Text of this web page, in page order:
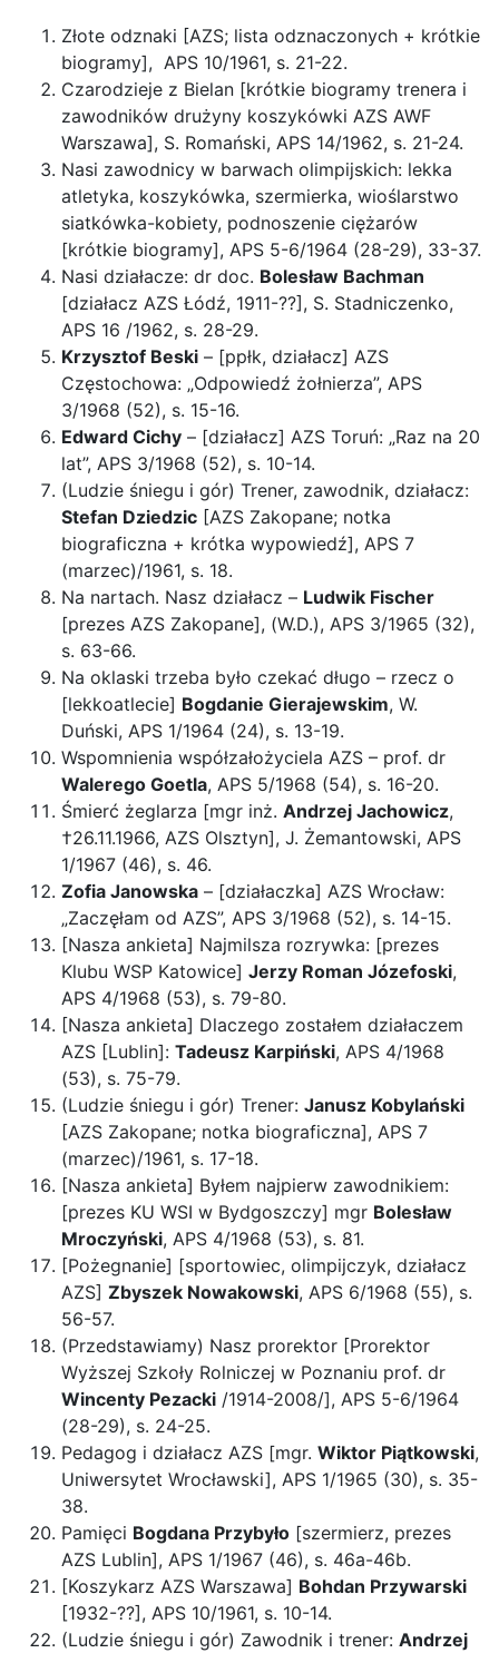
Złote odznaki [AZS; lista odznaczonych + krótkie
biogramy], APS 10/1961, s. 21-22.
Czarodzieje z Bielan [krótkie biogramy trenera i
zawodników drużyny koszykówki AZS AWF
Warszawa], S. Romański, APS 14/1962, s. 21-24.
Nasi zawodnicy w barwach olimpijskich: lekka
atletyka, koszykówka, szermierka, wioślarstwo
siatkówka-kobiety, podnoszenie ciężarów
[krótkie biogramy], APS 5-6/1964 (28-29), 33-37.
Nasi działacze: dr doc. Bolesław Bachman
[działacz AZS Łódź, 1911-??], S. Stadniczenko,
APS 16 /1962, s. 28-29.
Krzysztof Beski – [ppłk, działacz] AZS
Częstochowa: „Odpowiedź żołnierza”, APS
3/1968 (52), s. 15-16.
Edward Cichy – [działacz] AZS Toruń: „Raz na 20
lat”, APS 3/1968 (52), s. 10-14.
(Ludzie śniegu i gór) Trener, zawodnik, działacz:
Stefan Dziedzic [AZS Zakopane; notka
biograficzna + krótka wypowiedź], APS 7
(marzec)/1961, s. 18.
Na nartach. Nasz działacz – Ludwik Fischer
[prezes AZS Zakopane], (W.D.), APS 3/1965 (32),
s. 63-66.
Na oklaski trzeba było czekać długo – rzecz o
[lekkoatlecie] Bogdanie Gierajewskim, W.
Duński, APS 1/1964 (24), s. 13-19.
Wspomnienia współzałożyciela AZS – prof. dr
Walerego Goetla, APS 5/1968 (54), s. 16-20.
Śmierć żeglarza [mgr inż. Andrzej Jachowicz,
†26.11.1966, AZS Olsztyn], J. Żemantowski, APS
1/1967 (46), s. 46.
Zofia Janowska – [działaczka] AZS Wrocław:
„Zaczęłam od AZS”, APS 3/1968 (52), s. 14-15.
[Nasza ankieta] Najmilsza rozrywka: [prezes
Klubu WSP Katowice] Jerzy Roman Józefoski,
APS 4/1968 (53), s. 79-80.
[Nasza ankieta] Dlaczego zostałem działaczem
AZS [Lublin]: Tadeusz Karpiński, APS 4/1968
(53), s. 75-79.
(Ludzie śniegu i gór) Trener: Janusz Kobylański
[AZS Zakopane; notka biograficzna], APS 7
(marzec)/1961, s. 17-18.
[Nasza ankieta] Byłem najpierw zawodnikiem:
[prezes KU WSI w Bydgoszczy] mgr Bolesław
Mroczyński, APS 4/1968 (53), s. 81.
[Pożegnanie] [sportowiec, olimpijczyk, działacz
AZS] Zbyszek Nowakowski, APS 6/1968 (55), s.
56-57.
(Przedstawiamy) Nasz prorektor [Prorektor
Wyższej Szkoły Rolniczej w Poznaniu prof. dr
Wincenty Pezacki /1914-2008/], APS 5-6/1964
(28-29), s. 24-25.
Pedagog i działacz AZS [mgr. Wiktor Piątkowski,
Uniwersytet Wrocławski], APS 1/1965 (30), s. 35-
38.
Pamięci Bogdana Przybyło [szermierz, prezes
AZS Lublin], APS 1/1967 (46), s. 46a-46b.
[Koszykarz AZS Warszawa] Bohdan Przywarski
[1932-??], APS 10/1961, s. 10-14.
(Ludzie śniegu i gór) Zawodnik i trener: Andrzej